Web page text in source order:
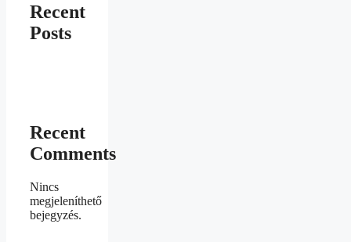
Recent
Posts
Recent
Comments
Nincs
megjeleníthető
bejegyzés.